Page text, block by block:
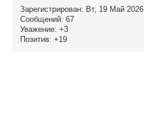
Зарегистрирован: Вт, 19 Май 2026
Сообщений: 67
Уважение: +3
Позитив: +19